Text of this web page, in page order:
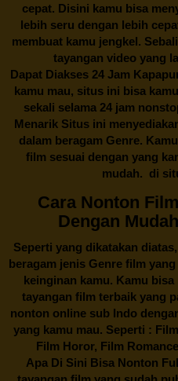
cepat. Disini kamu bisa
lebih seru dengan lebih
membuat kamu jengkel.
tayangan video yang
Dapat Diakses 24 Jam
kamu mau, situs ini bisa
sekali selama 24 jam
Menarik Situs ini
dalam beragam Genre.
film sesuai dengan yang
mudah. di
Cara Nonton
Dengan
Seperti yang dikatakan
beragam jenis Genre film
keinginan kamu. Kamu
tayangan film terbaik yang
nonton online sub Indo
yang kamu mau. Seperti :
Film Horor, Film
Apa Di Sini Bisa Nonton